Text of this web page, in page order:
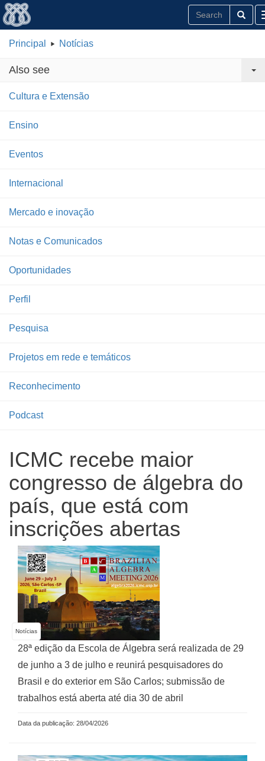
Principal Notícias
Also see
Cultura e Extensão
Ensino
Eventos
Internacional
Mercado e inovação
Notas e Comunicados
Oportunidades
Perfil
Pesquisa
Projetos em rede e temáticos
Reconhecimento
Podcast
ICMC recebe maior
congresso de álgebra do
país, que está com
inscrições abertas
Notícias
28ª edição da Escola de Álgebra será realizada de 29
de junho a 3 de julho e reunirá pesquisadores do
Brasil e do exterior em São Carlos; submissão de
trabalhos está aberta até dia 30 de abril
Data da publicação: 28/04/2026